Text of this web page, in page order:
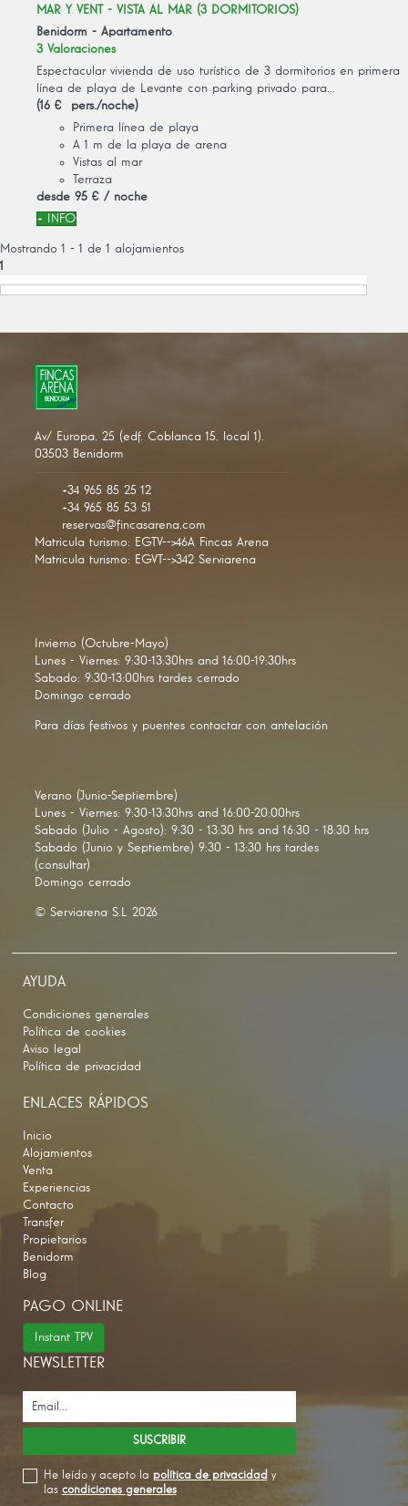
MAR Y VENT - VISTA AL MAR (3 DORMITORIOS)
Benidorm - Apartamento
3 Valoraciones
Espectacular vivienda de uso turístico de 3 dormitorios en primera
línea de playa de Levante con parking privado para...
(16 € pers./noche)
Primera línea de playa
A 1 m de la playa de arena
Vistas al mar
Terraza
desde 95 € / noche
+ INFO
Mostrando 1 - 1 de 1 alojamientos
1
Av/ Europa, 25 (edf. Coblanca 15, local 1).
03503 Benidorm
+34 965 85 25 12
+34 965 85 53 51
reservas@fincasarena.com
Matricula turismo: EGTV-->46A Fincas Arena
Matricula turismo: EGVT-->342 Serviarena
Invierno (Octubre-Mayo)
Lunes - Viernes: 9:30-13:30hrs and 16:00-19:30hrs
Sabado: 9:30-13:00hrs tardes cerrado
Domingo cerrado
Para días festivos y puentes contactar con antelación
Verano (Junio-Septiembre)
Lunes - Viernes: 9:30-13:30hrs and 16:00-20:00hrs
Sabado (Julio - Agosto): 9:30 - 13:30 hrs and 16:30 - 18:30 hrs
Sabado (Junio y Septiembre) 9:30 - 13:30 hrs tardes
(consultar)
Domingo cerrado
© Serviarena S.L 2026
AYUDA
Condiciones generales
Política de cookies
Aviso legal
Política de privacidad
ENLACES RÁPIDOS
Inicio
Alojamientos
Venta
Experiencias
Contacto
Transfer
Propietarios
Benidorm
Blog
PAGO ONLINE
Instant TPV
NEWSLETTER
He leído y acepto la política de privacidad y
las condiciones generales